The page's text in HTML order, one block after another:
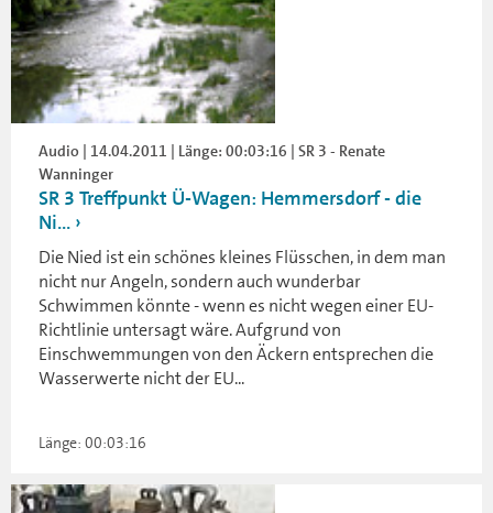
Audio | 14.04.2011 | Länge: 00:03:16 | SR 3 - Renate
Wanninger
SR 3 Treffpunkt Ü-Wagen: Hemmersdorf - die
Ni...
Die Nied ist ein schönes kleines Flüsschen, in dem man
nicht nur Angeln, sondern auch wunderbar
Schwimmen könnte - wenn es nicht wegen einer EU-
Richtlinie untersagt wäre. Aufgrund von
Einschwemmungen von den Äckern entsprechen die
Wasserwerte nicht der EU...
Länge: 00:03:16